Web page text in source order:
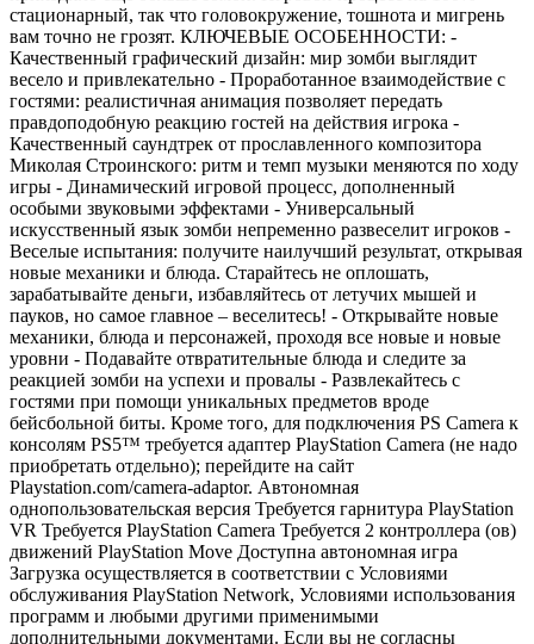
стационарный, так что головокружение, тошнота и мигрень
вам точно не грозят. КЛЮЧЕВЫЕ ОСОБЕННОСТИ: -
Качественный графический дизайн: мир зомби выглядит
весело и привлекательно - Проработанное взаимодействие с
гостями: реалистичная анимация позволяет передать
правдоподобную реакцию гостей на действия игрока -
Качественный саундтрек от прославленного композитора
Миколая Строинского: ритм и темп музыки меняются по ходу
игры - Динамический игровой процесс, дополненный
особыми звуковыми эффектами - Универсальный
искусственный язык зомби непременно развеселит игроков -
Веселые испытания: получите наилучший результат, открывая
новые механики и блюда. Старайтесь не оплошать,
зарабатывайте деньги, избавляйтесь от летучих мышей и
пауков, но самое главное – веселитесь! - Открывайте новые
механики, блюда и персонажей, проходя все новые и новые
уровни - Подавайте отвратительные блюда и следите за
реакцией зомби на успехи и провалы - Развлекайтесь с
гостями при помощи уникальных предметов вроде
бейсбольной биты. Кроме того, для подключения PS Camera к
консолям PS5™ требуется адаптер PlayStation Camera (не надо
приобретать отдельно); перейдите на сайт
Playstation.com/camera-adaptor. Автономная
однопользовательская версия Требуется гарнитура PlayStation
VR Требуется PlayStation Camera Требуется 2 контроллера (ов)
движений PlayStation Move Доступна автономная игра
Загрузка осуществляется в соответствии с Условиями
обслуживания PlayStation Network, Условиями использования
программ и любыми другими применимыми
дополнительными документами. Если вы не согласны